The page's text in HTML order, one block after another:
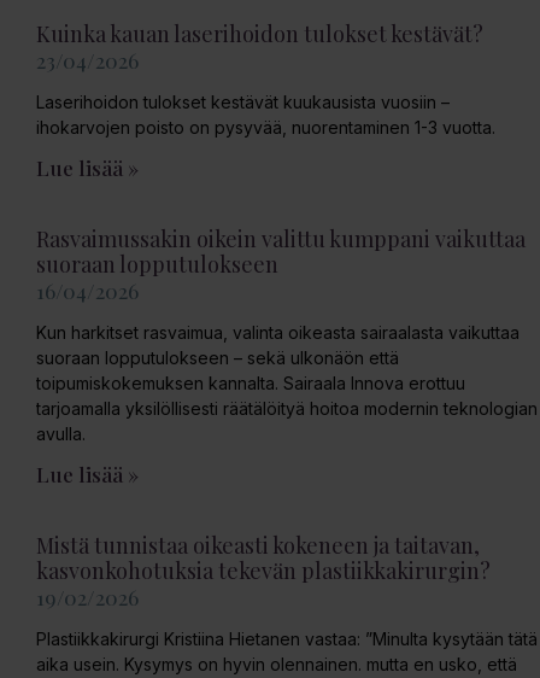
Kuinka kauan laserihoidon tulokset kestävät?
23/04/2026
Laserihoidon tulokset kestävät kuukausista vuosiin –
ihokarvojen poisto on pysyvää, nuorentaminen 1-3 vuotta.
Lue lisää »
Rasvaimussakin oikein valittu kumppani vaikuttaa
suoraan lopputulokseen
16/04/2026
Kun harkitset rasvaimua, valinta oikeasta sairaalasta vaikuttaa
suoraan lopputulokseen – sekä ulkonäön että
toipumiskokemuksen kannalta. Sairaala Innova erottuu
tarjoamalla yksilöllisesti räätälöityä hoitoa modernin teknologian
avulla.
Lue lisää »
Mistä tunnistaa oikeasti kokeneen ja taitavan,
kasvonkohotuksia tekevän plastiikkakirurgin?
19/02/2026
Plastiikkakirurgi Kristiina Hietanen vastaa: ”Minulta kysytään tätä
aika usein. Kysymys on hyvin olennainen. mutta en usko, että